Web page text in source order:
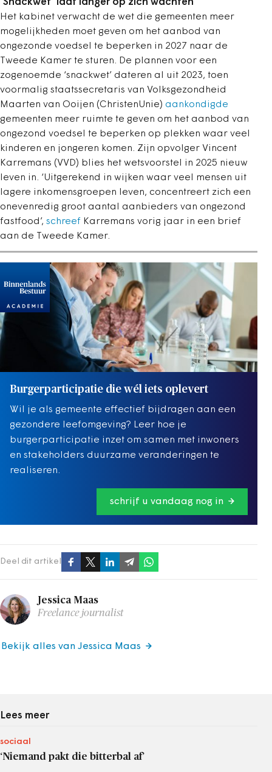
Het kabinet verwacht de wet die gemeenten meer
mogelijkheden moet geven om het aanbod van
ongezonde voedsel te beperken in 2027 naar de
Tweede Kamer te sturen. De plannen voor een
zogenoemde ‘snackwet’ dateren al uit 2023, toen
voormalig staatssecretaris van Volksgezondheid
Maarten van Ooijen (ChristenUnie) aankondigde
gemeenten meer ruimte te geven om het aanbod van
ongezond voedsel te beperken op plekken waar veel
kinderen en jongeren komen. Zijn opvolger Vincent
Karremans (VVD) blies het wetsvoorstel in 2025 nieuw
leven in. ‘Uitgerekend in wijken waar veel mensen uit
lagere inkomensgroepen leven, concentreert zich een
onevenredig groot aantal aanbieders van ongezond
fastfood’, schreef Karremans vorig jaar in een brief
aan de Tweede Kamer.
Burgerparticipatie die wél iets oplevert
Wil je als gemeente effectief bijdragen aan een
gezondere leefomgeving? Leer hoe je
burgerparticipatie inzet om samen met inwoners
en stakeholders duurzame veranderingen te
realiseren.
schrijf u vandaag nog in
Deel dit artikel
Jessica Maas
Freelance journalist
Bekijk alles van Jessica Maas
Lees meer
sociaal
‘Niemand pakt die bitterbal af’